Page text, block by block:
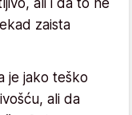
zaista
je jako teško
ali da